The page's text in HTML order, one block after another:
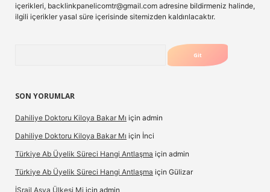
içerikleri, backlinkpanelicomtr@gmail.com adresine bildirmeniz halinde,
ilgili içerikler yasal süre içerisinde sitemizden kaldırılacaktır.
SON YORUMLAR
Dahiliye Doktoru Kiloya Bakar Mı için admin
Dahiliye Doktoru Kiloya Bakar Mı için İnci
Türkiye Ab Üyelik Süreci Hangi Antlaşma için admin
Türkiye Ab Üyelik Süreci Hangi Antlaşma için Gülizar
İSrail Asya Ülkesi Mi için admin